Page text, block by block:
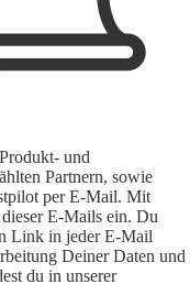
und
Partnern, sowie
per E-Mail. Mit
E-Mails ein. Du
Link in jeder E-Mail
Deiner Daten und
du in unserer